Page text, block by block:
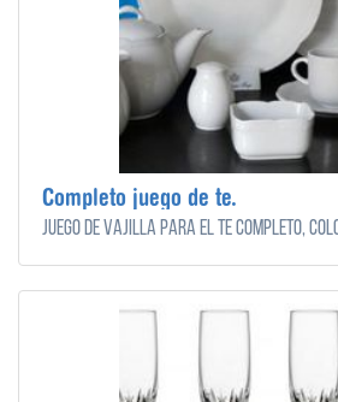
Completo juego de te.